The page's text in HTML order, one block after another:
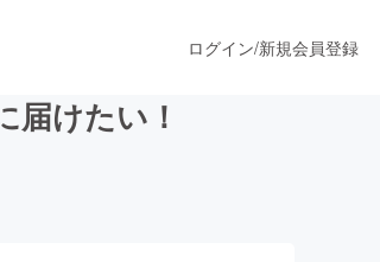
ログイン/新規会員登録
届けたい！